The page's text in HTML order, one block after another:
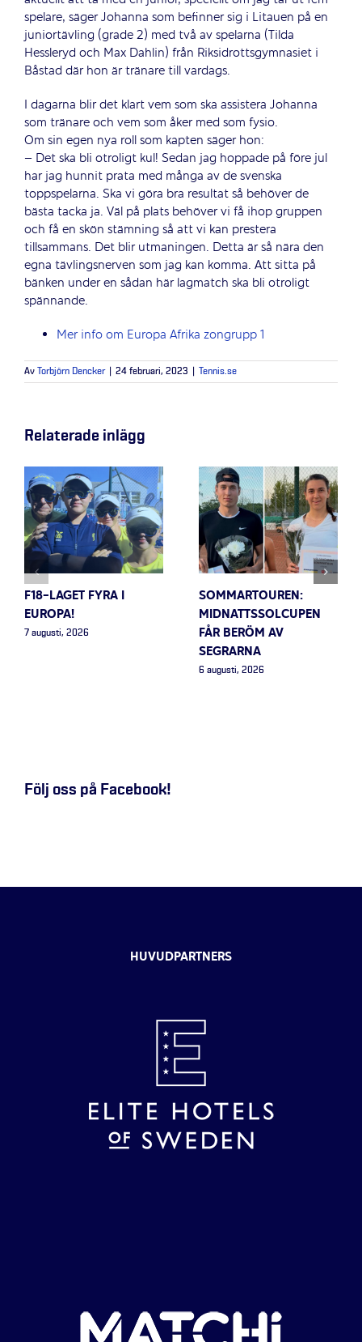
spelare, säger Johanna som befinner sig i Litauen på en
juniortävling (grade 2) med två av spelarna (Tilda
Hessleryd och Max Dahlin) från Riksidrottsgymnasiet i
Båstad där hon är tränare till vardags.
I dagarna blir det klart vem som ska assistera Johanna
som tränare och vem som åker med som fysio.
Om sin egen nya roll som kapten säger hon:
– Det ska bli otroligt kul! Sedan jag hoppade på före jul
har jag hunnit prata med många av de svenska
toppspelarna. Ska vi göra bra resultat så behöver de
bästa tacka ja. Väl på plats behöver vi få ihop gruppen
och få en skön stämning så att vi kan prestera
tillsammans. Det blir utmaningen. Detta är så nära den
egna tävlingsnerven som jag kan komma. Att sitta på
bänken under en sådan här lagmatch ska bli otroligt
spännande.
Mer info om Europa Afrika zongrupp 1
Av Torbjörn Dencker 24 februari, 2023 Tennis.se
Relaterade inlägg
F18-LAGET FYRA I
EUROPA!
7 augusti, 2026
SOMMARTOUREN:
MIDNATTSSOLCUPEN
FÅR BERÖM AV
SEGRARNA
6 augusti, 2026
Följ oss på Facebook!
HUVUDPARTNERS